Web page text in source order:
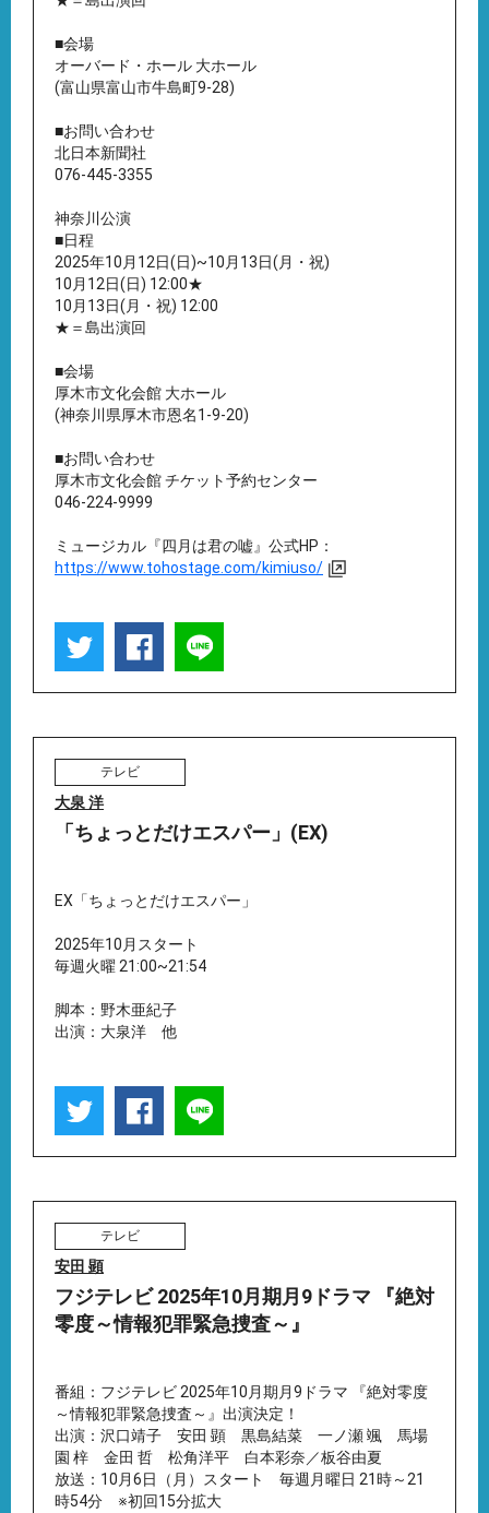
■会場
オーバード・ホール 大ホール
(富山県富山市牛島町9-28)
■お問い合わせ
北日本新聞社
076-445-3355
神奈川公演
■日程
2025年10月12日(日)~10月13日(月・祝)
10月12日(日) 12:00★
10月13日(月・祝) 12:00
★＝島出演回
■会場
厚木市文化会館 大ホール
(神奈川県厚木市恩名1-9-20)
■お問い合わせ
厚木市文化会館 チケット予約センター
046-224-9999
ミュージカル『四月は君の嘘』公式HP：
https://www.tohostage.com/kimiuso/
テレビ
大泉 洋
「ちょっとだけエスパー」(EX)
EX「ちょっとだけエスパー」
2025年10月スタート
毎週火曜 21:00~21:54
脚本：野木亜紀子
出演：大泉洋 他
テレビ
安田 顕
フジテレビ 2025年10月期月9ドラマ 『絶対
零度～情報犯罪緊急捜査～』
番組：フジテレビ 2025年10月期月9ドラマ 『絶対零度
～情報犯罪緊急捜査～』出演決定！
出演：沢口靖子 安田 顕 黒島結菜 一ノ瀬 颯 馬場
園 梓 金田 哲 松角洋平 白本彩奈／板谷由夏
放送：10月6日（月）スタート 毎週月曜日 21時～21
時54分 ※初回15分拡大